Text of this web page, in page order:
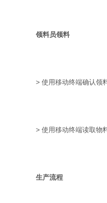
领料员领料
> 使用移动终端确认领
> 使用移动终端读取物
生产流程